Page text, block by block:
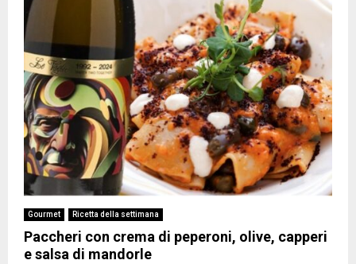
Gourmet Ricetta della settimana
Paccheri con crema di peperoni, olive, capperi
e salsa di mandorle